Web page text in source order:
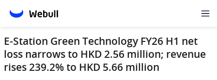
E-Station Green Technology FY26 H1 net
loss narrows to HKD 2.56 million; revenue
rises 239.2% to HKD 5.66 million